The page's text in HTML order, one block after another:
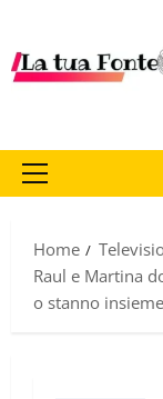
Home
Raul e Martina
o stanno